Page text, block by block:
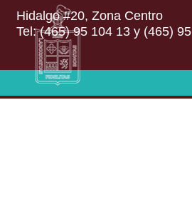
Hidalgo #20, Zona Centro
Tel: (465) 95 104 13 y (465)